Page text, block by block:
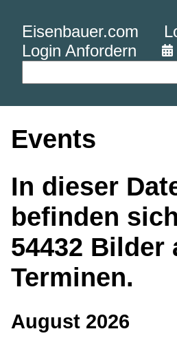
Eisenbauer.com
Login Anfordern
Events
In dieser
befinden
54432 Bilder
Terminen.
August 2026